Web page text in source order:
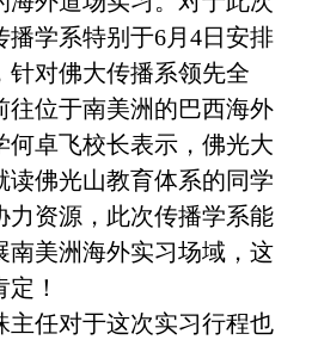
播学系特别于6月4日安排
针对佛大传播系领先全
往位于南美洲的巴西海外
何卓飞校长表示，佛光大
读佛光山教育体系的同学
力资源，此次传播学系能
南美洲海外实习场域，这
！
任对于这次实习行程也